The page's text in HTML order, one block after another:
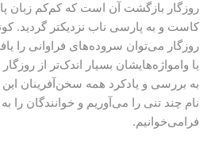
روزگار بازگشت آن است که کم‌کم زبان
کاست و به پارسی ناب نزدیکتر گردید.
روزگار می‌توان سروده‌های فراوانی را
یا وامواژه‌هایشان بسیار اندک‌تر از
به بررسی و یادکرد همه سخن‌آفرینان این
نام چند تنی را می‌آوریم و خوانندگان را
فرامی‌خوانیم.